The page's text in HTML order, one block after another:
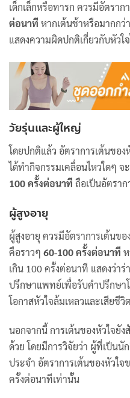
เด็กเล็กหรือทารก ควรมีอัตราก
ต่อนาที หากเต้นช้าหรือมากก
แสดงความผิดปกติเกี่ยวกับหัวใ
วัยรุ่นและผู้ใหญ่
โดยปกติแล้ว อัตราการเต้นขอ
ได้ทำกิจกรรมเคลื่อนไหวใดๆ
100 ครั้งต่อนาที ถือเป็นอัตรา
ผู้สูงอายุ
ผู้สูงอายุ ควรมีอัตราการเต้นข
คือราวๆ 60-100 ครั้งต่อนาที
เกิน 100 ครั้งต่อนาที แสดงว่า
ปรึกษาแพทย์เพื่อรับคำปรึกษา
โอกาสหัวใจล้มเหลวและเสียชีวิ
นอกจากนี้ การเต้นของหัวใจยั
ด้วย โดยมีการวิจัยว่า ผู้ที่เป็น
ประจำ อัตราการเต้นของหัวใ
ครั้งต่อนาทีเท่านั้น